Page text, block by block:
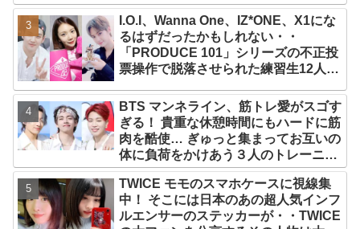
プ！ デビュー曲「Magnetic」がいき
なりの大ヒット
I.O.I、Wanna One、IZ*ONE、X1にな
るはずだったかもしれない・・
「PRODUCE 101」シリーズの不正投
票操作で脱落させられた練習生12人の
BTS マンネライン、筋トレ愛がスゴす
ぎる！ 貴重な休憩時間にもハードに筋
肉を酷使… ぎゅっと集まってお互いの
体に負荷をかけあう３人のトレーニン
グ風景がかわいすぎるとファンくぎづ
け
TWICE モモのスマホケースに視線集
中！ そこには日本のあの超人気インフ
ルエンサーのステッカーが・・TWICE